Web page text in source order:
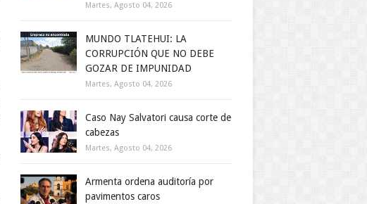
Martes, Agosto 04, 2026
MUNDO TLATEHUI: LA
CORRUPCIÓN QUE NO DEBE
GOZAR DE IMPUNIDAD
Martes, Agosto 04, 2026
Caso Nay Salvatori causa corte de
cabezas
Martes, Agosto 04, 2026
Armenta ordena auditoría por
pavimentos caros